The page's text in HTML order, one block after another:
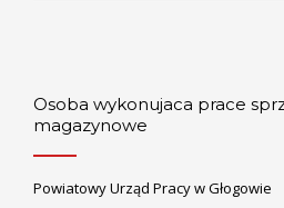
Osoba wykonujaca prace
magazynowe
Powiatowy Urząd Pracy w Głogowie